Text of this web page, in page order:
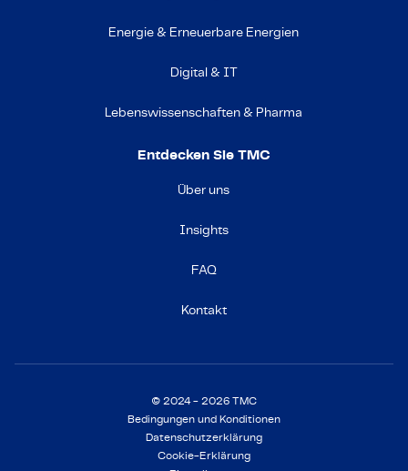
Energie & Erneuerbare Energien
Digital & IT
Lebenswissenschaften & Pharma
Entdecken Sie TMC
Über uns
Insights
FAQ
Kontakt
© 2024 - 2026 TMC
Bedingungen und Konditionen
Datenschutzerklärung
Cookie-Erklärung